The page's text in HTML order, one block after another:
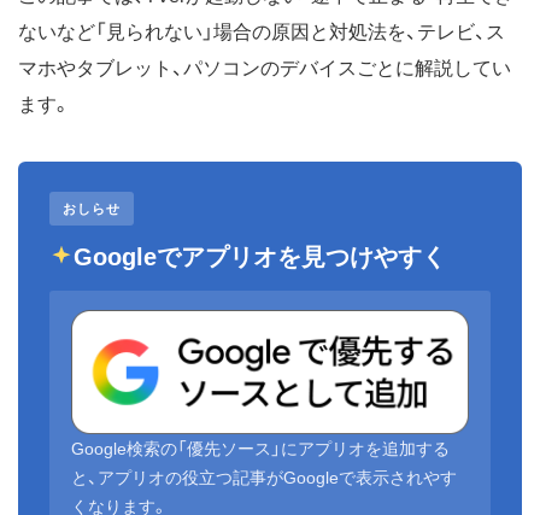
ないなど「見られない」場合の原因と対処法を、テレビ、ス
マホやタブレット、パソコンのデバイスごとに解説してい
ます。
おしらせ
Googleでアプリオを見つけやすく
Google検索の「優先ソース」にアプリオを追加する
と、アプリオの役立つ記事がGoogleで表示されやす
くなります。